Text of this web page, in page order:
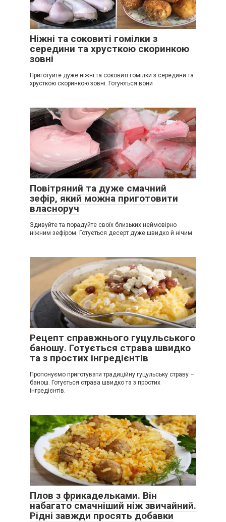
Ніжні та соковиті гомілки з
середини та хрусткою скоринкою
зовні
Приготуйте дуже ніжні та соковиті гомілки з середини та
хрусткою скоринкою зовні. Готуються вони
Повітряний та дуже смачний
зефір, який можна приготовити
власноруч
Здивуйте та порадуйте своїх близьких неймовірно
ніжним зефіром. Готується десерт дуже швидко й нічим
Рецепт справжнього гуцульського
баношу. Готується страва швидко
та з простих інгредієнтів
Пропонуємо приготувати традиційну гуцульську страву –
банош. Готується страва швидко та з простих
інгредієнтів.
Плов з фрикадельками. Він
набагато смачніший ніж звичайний.
Рідні завжди просять добавки